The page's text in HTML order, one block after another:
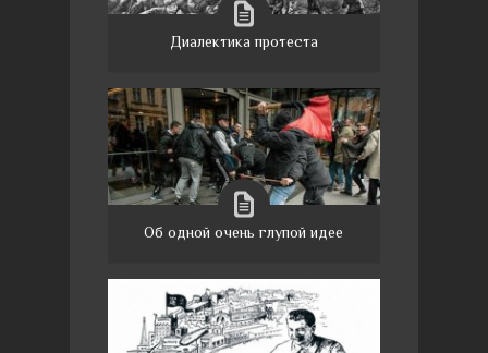
Диалектика протеста
Об одной очень глупой идее